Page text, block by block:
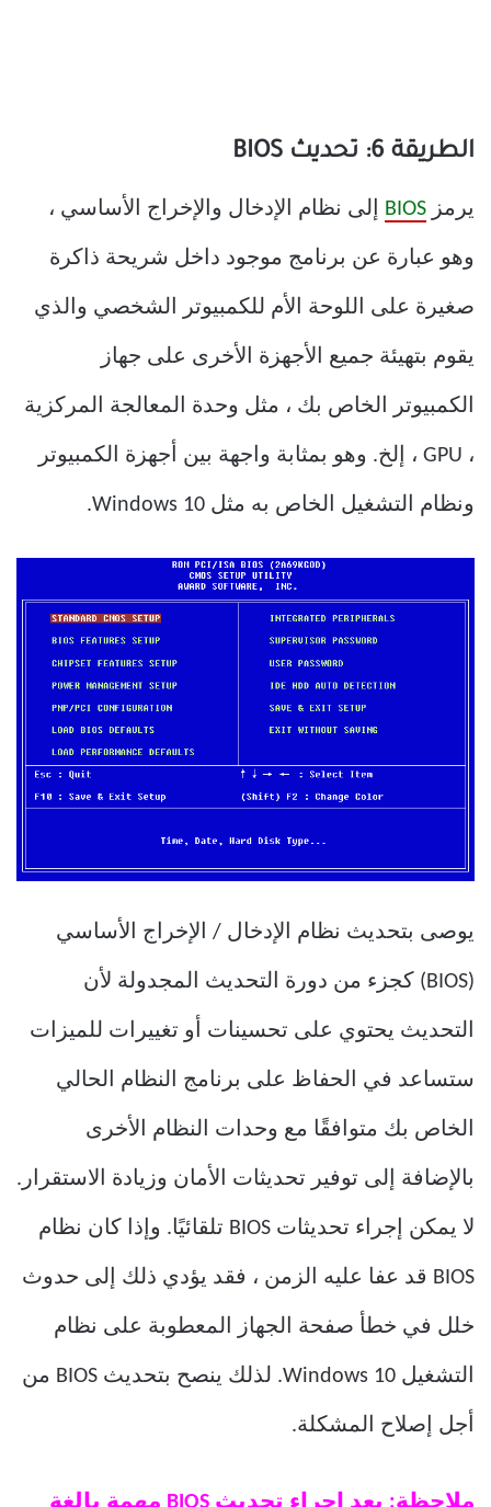
الطريقة 6: تحديث BIOS
يرمز BIOS إلى نظام الإدخال والإخراج الأساسي ،
وهو عبارة عن برنامج موجود داخل شريحة ذاكرة
صغيرة على اللوحة الأم للكمبيوتر الشخصي والذي
يقوم بتهيئة جميع الأجهزة الأخرى على جهاز
الكمبيوتر الخاص بك ، مثل وحدة المعالجة المركزية
، GPU ، إلخ. وهو بمثابة واجهة بين أجهزة الكمبيوتر
ونظام التشغيل الخاص به مثل Windows 10.
يوصى بتحديث نظام الإدخال / الإخراج الأساسي
(BIOS) كجزء من دورة التحديث المجدولة لأن
التحديث يحتوي على تحسينات أو تغييرات للميزات
ستساعد في الحفاظ على برنامج النظام الحالي
الخاص بك متوافقًا مع وحدات النظام الأخرى
بالإضافة إلى توفير تحديثات الأمان وزيادة الاستقرار.
لا يمكن إجراء تحديثات BIOS تلقائيًا. وإذا كان نظام
BIOS قد عفا عليه الزمن ، فقد يؤدي ذلك إلى حدوث
خلل في خطأ صفحة الجهاز المعطوبة على نظام
التشغيل Windows 10. لذلك ينصح بتحديث BIOS من
أجل إصلاح المشكلة.
ملاحظة: يعد إجراء تحديث BIOS مهمة بالغة